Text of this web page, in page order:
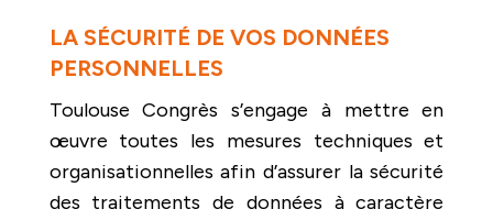
LA SÉCURITÉ DE VOS DONNÉES
PERSONNELLES
Toulouse Congrès s’engage à mettre en
œuvre toutes les mesures techniques et
organisationnelles afin d’assurer la sécurité
des traitements de données à caractère